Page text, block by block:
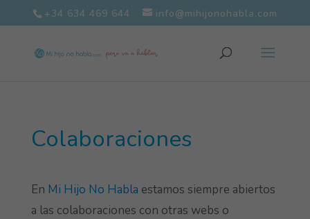
+34 634 469 644 info@mihijonohabla.com
Colaboraciones
En Mi Hijo No Habla estamos siempre abiertos
a las colaboraciones con otras webs o